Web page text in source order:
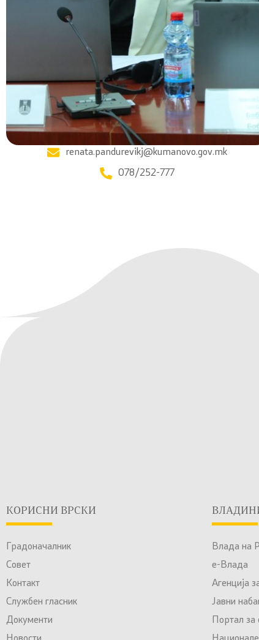
renata.pandurevikj@kumanovo.gov.mk
078/252-777
КОРИСНИ ВРСКИ
Градоначалник
Совет
Контакт
Службен гласник
Документи
Влада на
е-Влада
Агенција
Јавни
Портал